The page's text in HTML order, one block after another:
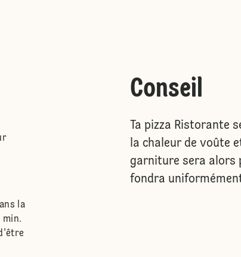
la
min.
Conseil
Ta pizza Ristorante
la chaleur de voûte
garniture sera alors
fondra